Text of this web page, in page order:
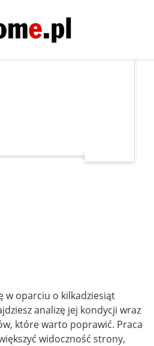
w oparciu o kilkadziesiąt
analizę jej kondycji wraz
które warto poprawić. Praca
widoczność strony,